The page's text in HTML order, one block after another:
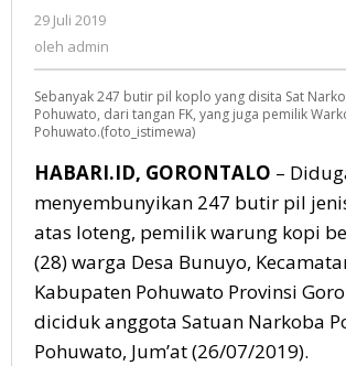
29 Juli 2019
oleh admin
Sebanyak 247 butir pil koplo yang disita Sat
Pohuwato, dari tangan FK, yang juga pemilik
Pohuwato.(foto_istimewa)
HABARI.ID, GORONTALO –
menyembunyikan 247 butir pil
atas loteng, pemilik warung kopi
(28) warga Desa Bunuyo,
Kabupaten Pohuwato Provinsi
diciduk anggota Satuan Narkoba
Pohuwato, Jum’at (26/07/2019).